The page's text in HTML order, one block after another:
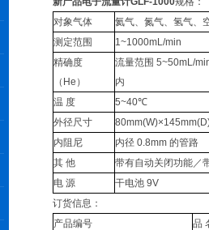
对象气体
氦气、氮气、氢气、
测定范围
1~1000mL/min
精确度
（He）
流量范围 5~50mL/
内
温 度
5~40℃
外径尺寸
内阻尼
内径 0.8mm 的管路
其 他
带有自动关闭功能／
电 源
干电池 9V
订货信息：
产品编号
品